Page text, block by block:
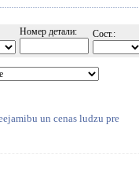
Номер детали: Сост.:
un cenas ludzu pre